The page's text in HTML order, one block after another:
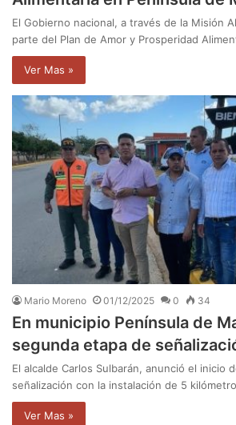
El Gobierno nacional, a través de la Misión
parte del Plan de Amor y Prosperidad
Ver Mas »
Mario Moreno 01/12/2025 0 34
En municipio Península de
segunda etapa de
El alcalde Carlos Sulbarán, anunció el inicio
señalización con la instalación de 5
Ver Mas »